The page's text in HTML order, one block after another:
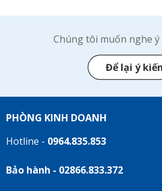
Chúng tôi muốn nghe
Để lại ý kiến
PHÒNG KINH DOANH
Hotline - 0964.835.853
Bảo hành - 02866.833.372